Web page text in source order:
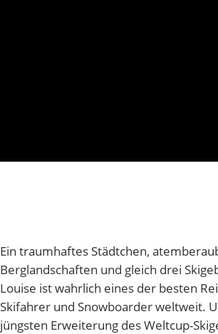
Ein traumhaftes Städtchen,
Berglandschaften und gleich drei
Louise ist wahrlich eines der besten
Skifahrer und Snowboarder weltweit.
jüngsten Erweiterung des Weltcup-